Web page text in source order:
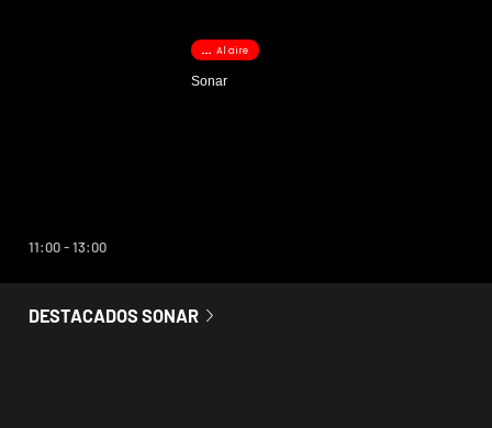
11:00 - 13:00
DESTACADOS SONAR
Al aire
Sonar